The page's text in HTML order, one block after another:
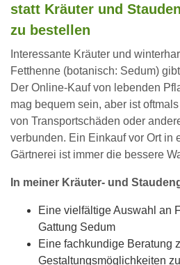
statt Kräuter und
zu bestellen
Interessante Kräuter und
Fetthenne (botanisch: Sedum)
Der Online-Kauf von lebenden
mag bequem sein, aber ist
von Transportschäden oder
verbunden. Ein Einkauf vor Ort in
Gärtnerei ist immer die bessere
In meiner Kräuter- und
Eine vielfältige Auswahl an
Gattung Sedum
Eine fachkundige Beratung
Gestaltungsmöglichkeiten